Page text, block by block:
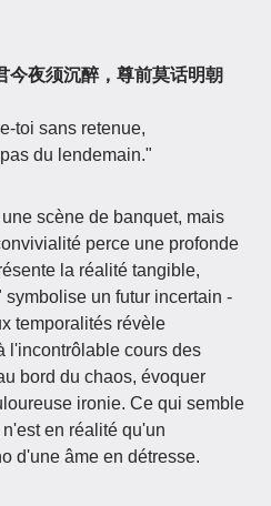
夜须沉醉，尊前莫话明朝
toi sans retenue,
du lendemain."
scène de banquet, mais
perce une profonde
la réalité tangible,
un futur incertain -
temporalités révèle
l'incontrôlable cours des
bord du chaos, évoquer
ironie. Ce qui semble
en réalité qu'un
d'une âme en détresse.